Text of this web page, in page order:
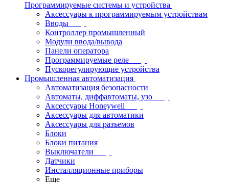
Программируемые системы и устройства
Аксессуары к программируемым устройствам
Вводы
Контроллер промышленный
Модули ввода/вывода
Панели оператора
Программируемые реле
Пускорегулирующие устройства
Промышленная автоматизация
Автоматизация безопасности
Автоматы, диффавтоматы, узо
Аксессуары Honeywell
Аксессуары для автоматики
Аксессуары для разъемов
Блоки
Блоки питания
Выключатели
Датчики
Инсталляционные приборы
Еще